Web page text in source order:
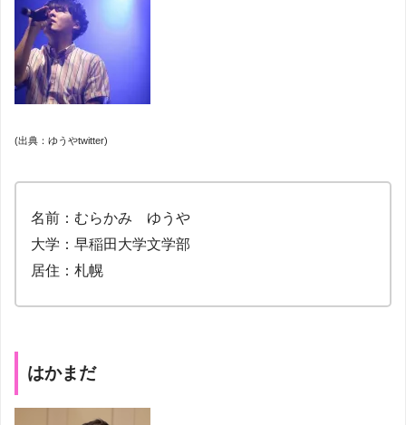
(出典：ゆうやtwitter)
名前：むらかみ ゆうや
大学：早稲田大学文学部
居住：札幌
はかまだ